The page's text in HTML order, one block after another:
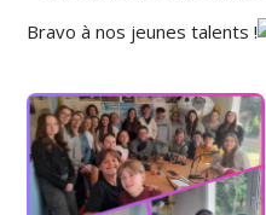
Bravo à nos jeunes talents !